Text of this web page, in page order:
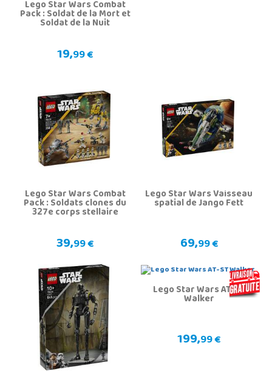
Lego Star Wars Combat
Pack : Soldat de la Mort et
Soldat de la Nuit
19,99 €
Lego Star Wars Combat
Pack : Soldats clones du
327e corps stellaire
39,99 €
Lego Star Wars Vaisseau
spatial de Jango Fett
69,99 €
Lego Star Wars AT-ST
Walker
199,99 €